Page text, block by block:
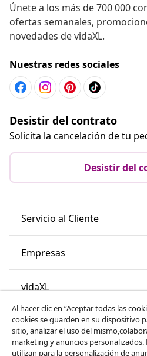
Únete a los más de 700 000
ofertas semanales,
novedades de vidaXL.
Nuestras redes sociales
Desistir del contrato
Solicita la cancelación de tu
Desistir del
Servicio al Cliente
Empresas
vidaXL
Descubre mas
Al hacer clic en “Aceptar todas las
cookies se guarden en su dispositivo
sitio, analizar el uso del
marketing y anuncios personalizados.
utilizan para la personalización de